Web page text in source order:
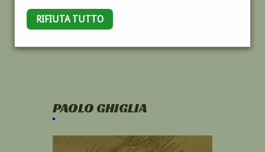
RIFIUTA TUTTO
PAOLO GHIGLIA